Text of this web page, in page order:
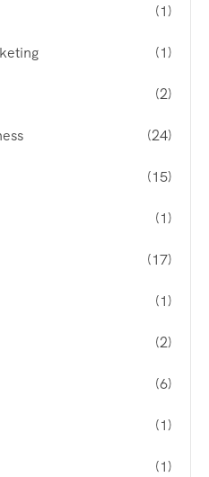
(1)
(1)
(2)
(24)
(15)
(1)
(17)
(1)
(2)
(6)
(1)
(1)